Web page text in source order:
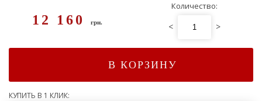
12 160грн.
Количество:
< >
В КОРЗИНУ
КУПИТЬ В 1 КЛИК: